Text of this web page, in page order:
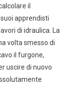
il
apprendisti
di idraulica. La
volta smesso di
il furgone,
uscire di nuovo